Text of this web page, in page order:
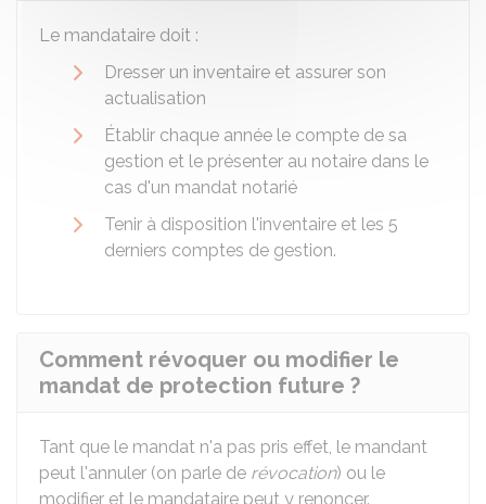
Le mandataire doit :
Dresser un inventaire et assurer son
actualisation
Établir chaque année le compte de sa
gestion et le présenter au notaire dans le
cas d'un mandat notarié
Tenir à disposition l'inventaire et les 5
derniers comptes de gestion.
Comment révoquer ou modifier le
mandat de protection future ?
Tant que le mandat n'a pas pris effet, le mandant
peut l'annuler (on parle de révocation) ou le
modifier et le mandataire peut y renoncer.